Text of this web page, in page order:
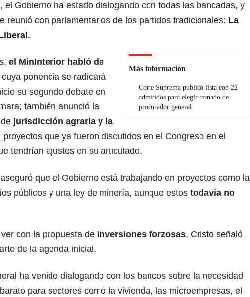
el Gobierno ha estado dialogando con todas las bancadas, y
reunió con parlamentarios de los partidos tradicionales: La
Más información
Corte Suprema publicó lista con 22
admitidos para elegir ternado de
procurador general
el MinInterior habló de
cuya ponencia se radicará
su segundo debate en
también anunció la
jurisdicción agraria y la
proyectos que ya fueron discutidos en el Congreso en el
tendrían ajustes en su articulado.
que el Gobierno está trabajando en proyectos como la
públicos y una ley de minería, aunque estos todavía no
con la propuesta de inversiones forzosas, Cristo señaló
de la agenda inicial.
ha venido dialogando con los bancos sobre la necesidad
para sectores como la vivienda, las microempresas, el